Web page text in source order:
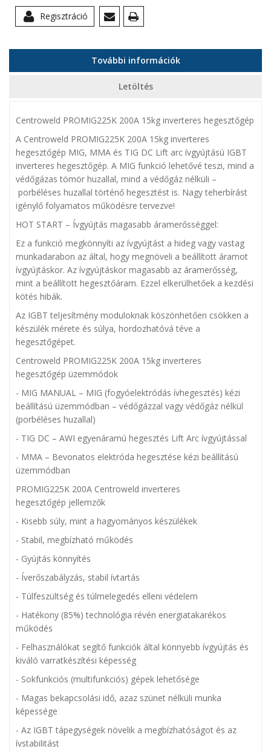
Regisztráció
További információk
Letöltés
Centroweld PROMIG225K 200A 15kg inverteres hegesztőgép
A Centroweld PROMIG225K 200A 15kg inverteres
hegesztőgép MIG, MMA és TIG DC Lift arc ívgyújtású IGBT
inverteres hegesztőgép. A MIG funkció lehetővé teszi, mind a
védőgázas tömör huzallal, mind a védőgáz nélküli –
porbéléses huzallal történő hegesztést is. Nagy teherbírást
igénylő folyamatos működésre tervezve!
HOT START – Ívgyújtás magasabb áramerősséggel:
Ez a funkció megkönnyíti az ívgyújtást a hideg vagy vastag
munkadarabon az által, hogy megnöveli a beállított áramot
ívgyújtáskor. Az ívgyújtáskor magasabb az áramerősség,
mint a beállított hegesztőáram. Ezzel elkerülhetőek a kezdési
kötés hibák.
Az IGBT teljesítmény moduloknak köszönhetően csökken a
készülék mérete és súlya, hordozhatóvá téve a
hegesztőgépet.
Centroweld PROMIG225K 200A 15kg inverteres
hegesztőgép üzemmódok
- MIG MANUAL – MIG (fogyóelektródás ívhegesztés) kézi
beállítású üzemmódban – védőgázzal vagy védőgáz nélkül
(porbéléses huzallal)
- TIG DC – AWI egyenáramú hegesztés Lift Arc ívgyújtással
- MMA – Bevonatos elektróda hegesztése kézi beállítású
üzemmódban
PROMIG225K 200A Centroweld inverteres
hegesztőgép jellemzők
- Kisebb súly, mint a hagyományos készülékek
- Stabil, megbízható működés
- Gyújtás könnyítés
- Íverőszabályzás, stabil ívtartás
- Túlfeszültség és túlmelegedés elleni védelem
- Hatékony (85%) technológia révén energiatakarékos
működés
- Felhasználókat segítő funkciók által könnyebb ívgyújtás és
kiváló varratkészítési képesség
- Sokfunkciós (multifunkciós) gépek lehetősége
- Magas bekapcsolási idő, azaz szünet nélküli munka
képessége
- Az IGBT tápegységek növelik a megbízhatóságot és az
ívstabilitást